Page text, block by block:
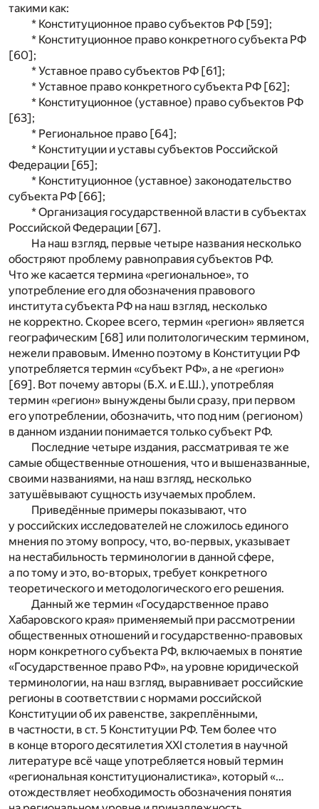
такими как:
* Конституционное право субъектов РФ [59];
* Конституционное право конкретного субъекта РФ
[60];
* Уставное право субъектов РФ [61];
* Уставное право конкретного субъекта РФ [62];
* Конституционное (уставное) право субъектов РФ
[63];
* Региональное право [64];
* Конституции и уставы субъектов Российской
Федерации [65];
* Конституционное (уставное) законодательство
субъекта РФ [66];
* Организация государственной власти в субъектах
Российской Федерации [67].
На наш взгляд, первые четыре названия несколько
обостряют проблему равноправия субъектов РФ.
Что же касается термина «региональное», то
употребление его для обозначения правового
института субъекта РФ на наш взгляд, несколько
не корректно. Скорее всего, термин «регион» является
географическим [68] или политологическим термином,
нежели правовым. Именно поэтому в Конституции РФ
употребляется термин «субъект РФ», а не «регион»
[69]. Вот почему авторы (Б.Х. и Е.Ш.), употребляя
термин «регион» вынуждены были сразу, при первом
его употреблении, обозначить, что под ним (регионом)
в данном издании понимается только субъект РФ.
Последние четыре издания, рассматривая те же
самые общественные отношения, что и вышеназванные,
своими названиями, на наш взгляд, несколько
затушёвывают сущность изучаемых проблем.
Приведённые примеры показывают, что
у российских исследователей не сложилось единого
мнения по этому вопросу, что, во-первых, указывает
на нестабильность терминологии в данной сфере,
а по тому и это, во-вторых, требует конкретного
теоретического и методологического его решения.
Данный же термин «Государственное право
Хабаровского края» применяемый при рассмотрении
общественных отношений и государственно-правовых
норм конкретного субъекта РФ, включаемых в понятие
«Государственное право РФ», на уровне юридической
терминологии, на наш взгляд, выравнивает российские
регионы в соответствии с нормами российской
Конституции об их равенстве, закреплёнными,
в частности, в ст. 5 Конституции РФ. Тем более что
в конце второго десятилетия XXI столетия в научной
литературе всё чаще употребляется новый термин
«региональная конституционалистика», который «…
отождествляет необходимость обозначения понятия